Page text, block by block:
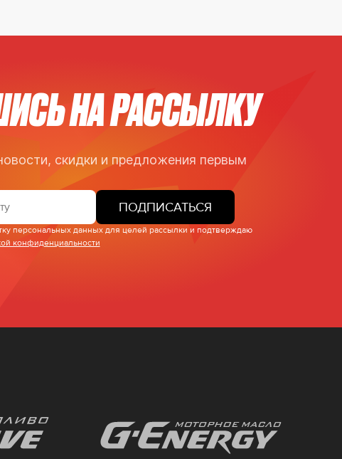
НА РАССЫЛКУ
скидки и предложения первым
ПОДПИСАТЬСЯ
персональных данных для целей рассылки и подтверждаю
конфиденциальности